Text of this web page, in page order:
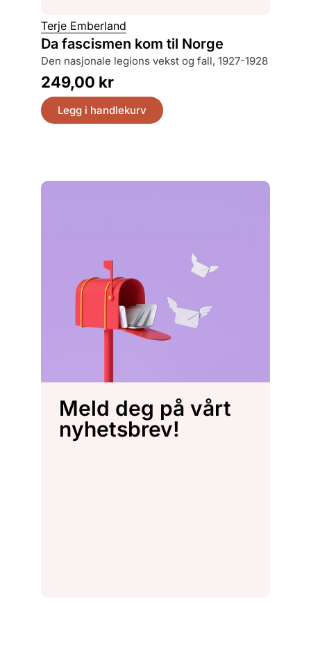
Terje Emberland
Da fascismen kom til Norge
den nasjonale legions vekst og fall, 1927-1928
249,00 kr
Legg i handlekurv
Meld deg på vårt
nyhetsbrev!